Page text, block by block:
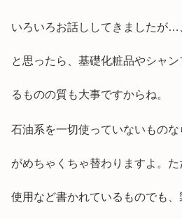
いろいろお話ししてきましたが…
と思ったら、基礎化粧品やシャ
るものの質も大事ですからね。
石油系を一切使っていないもの
がめちゃくちゃ替わりますよ。
使用など書かれているものでも